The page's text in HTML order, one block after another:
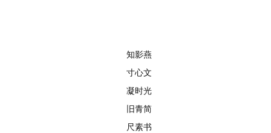
知影燕
寸心文
凝时光
旧青简
尺素书